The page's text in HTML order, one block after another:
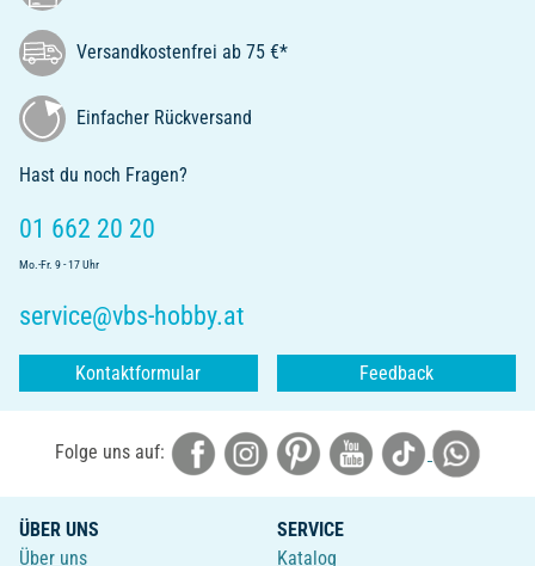
Versandkostenfrei ab 75 €*
Einfacher Rückversand
Hast du noch Fragen?
01 662 20 20
Mo.-Fr. 9 - 17 Uhr
service@vbs-hobby.at
Kontaktformular Feedback
Folge uns auf:
ÜBER UNS
Über uns
SERVICE
Katalog